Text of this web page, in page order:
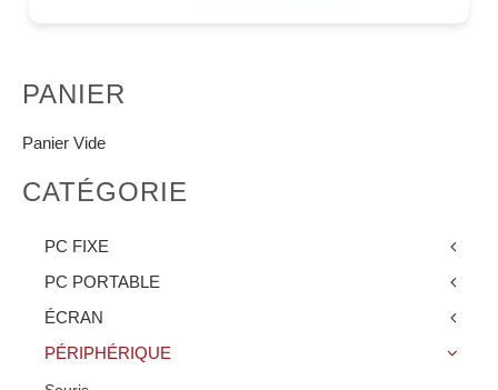
PANIER
Panier Vide
CATÉGORIE
PC FIXE
PC PORTABLE
ÉCRAN
PÉRIPHÉRIQUE